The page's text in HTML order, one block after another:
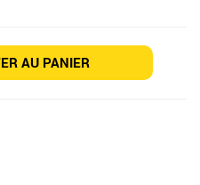
AU PANIER